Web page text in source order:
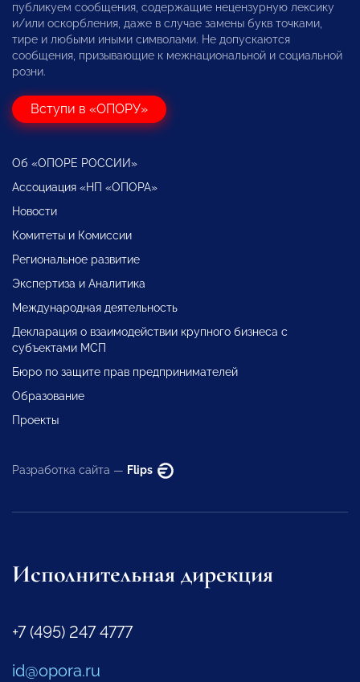
публикуем сообщения, содержащие нецензурную лексику
и/или оскорбления, даже в случае замены букв точками,
тире и любыми иными символами. Не допускаются
сообщения, призывающие к межнациональной и социальной
розни.
Вступи в «ОПОРУ»
Об «ОПОРЕ РОССИИ»
Ассоциация «НП «ОПОРА»
Новости
Комитеты и Комиссии
Региональное развитие
Экспертиза и Аналитика
Международная деятельность
Декларация о взаимодействии крупного бизнеса с
субъектами МСП
Бюро по защите прав предпринимателей
Образование
Проекты
Разработка сайта — Flips
Исполнительная дирекция
+7 (495) 247 4777
id@opora.ru